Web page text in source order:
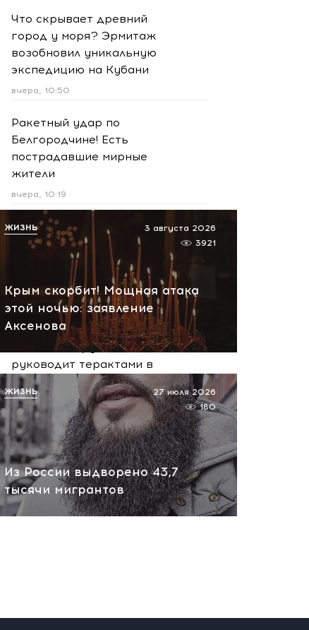
Что скрывает древний
город у моря? Эрмитаж
возобновил уникальную
экспедицию на Кубани
вчера, 10:50
Ракетный удар по
Белгородчине! Есть
пострадавшие мирные
жители
вчера, 10:19
Срочно! В Геленджике и
Новороссийске громко -
работает ПВО:
рекомендуется уйти с
пляжей
вчера, 10:13
НАТО планирует и
руководит терактами в
России! Сенсационное
заявление хакеров
вчера, 10:07
Крым скорбит! Мощная атака
этой ночью: заявление
Аксенова
3 августа 2026
3921
ЖИЗНЬ
Из России выдворено 43,7
тысячи мигрантов
27 июля 2026
180
ЖИЗНЬ